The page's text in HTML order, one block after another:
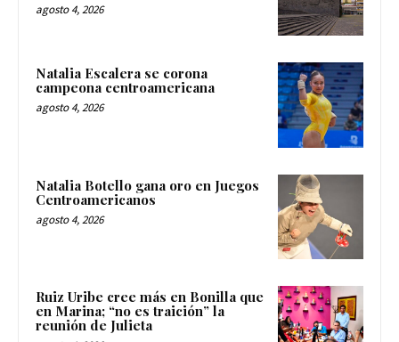
agosto 4, 2026
Natalia Escalera se corona
campeona centroamericana
agosto 4, 2026
Natalia Botello gana oro en Juegos
Centroamericanos
agosto 4, 2026
Ruiz Uribe cree más en Bonilla que
en Marina; “no es traición” la
reunión de Julieta